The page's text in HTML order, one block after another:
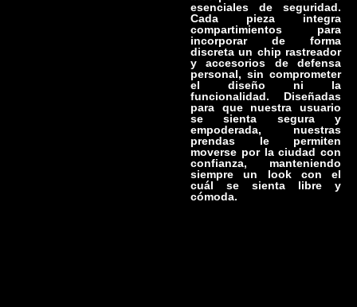
esenciales de seguridad.
Cada pieza integra
compartimientos para
incorporar de forma
discreta un chip rastreador
y accesorios de defensa
personal, sin comprometer
el diseño ni la
funcionalidad. Diseñadas
para que nuestra usuario
se sienta segura y
empoderada, nuestras
prendas le permiten
moverse por la ciudad con
confianza, manteniendo
siempre un look con el
cuál se sienta libre y
cómoda.